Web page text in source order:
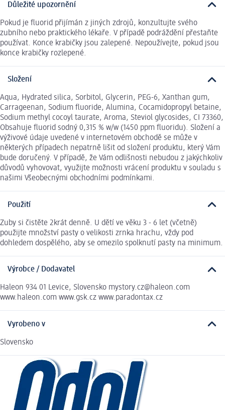
Důležité upozornění
Pokud je fluorid přijímán z jiných zdrojů, konzultujte svého
zubního nebo praktického lékaře. V případě podráždění přestaňte
používat. Konce krabičky jsou zalepené. Nepoužívejte, pokud jsou
konce krabičky rozlepené.
Složení
Aqua, Hydrated silica, Sorbitol, Glycerin, PEG-6, Xanthan gum,
Carrageenan, Sodium fluoride, Alumina, Cocamidopropyl betaine,
Sodium methyl cocoyl taurate, Aroma, Steviol glycosides, CI 73360,
Obsahuje fluorid sodný 0,315 % w/w (1450 ppm fluoridu). Složení a
výživové údaje uvedené v internetovém obchodě se může v
některých případech nepatrně lišit od složení produktu, který Vám
bude doručený. V případě, že Vám odlišnosti nebudou z jakýchkoliv
důvodů vyhovovat, využijte možnosti vrácení produktu v souladu s
našimi Všeobecnými obchodními podmínkami.
Použití
Zuby si čistěte 2krát denně. U dětí ve věku 3 - 6 let (včetně)
použijte množství pasty o velikosti zrnka hrachu, vždy pod
dohledem dospělého, aby se omezilo spolknutí pasty na minimum.
Výrobce / Dodavatel
Haleon 934 01 Levice, Slovensko mystory.cz@haleon.com
www.haleon.com www.gsk.cz www.paradontax.cz
Vyrobeno v
Slovensko